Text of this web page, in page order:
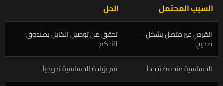
السبب المحتمل الحل
القرص غير متصل بشكل
صحيح
تحقق من توصيل الكابل بصندوق
التحكم
الحساسية منخفضة جداً
قم بزيادة الحساسية تدريجياً